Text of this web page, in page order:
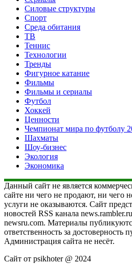
Силовые структуры
Спорт
Среда обитания
ТВ
Теннис
Технологии
Тренды
Фигурное катание
Фильмы
Фильмы и сериалы
Футбол
Хоккей
Ценности
Чемпионат мира по футболу
Шахматы
Шоу-бизнес
Экология
Экономика
Данный сайт не является
сайте ни чего не продают, ни чего
услуги не оказываются. Сайт
новостей RSS канала
newsru.com. Материалы
ответственность за достоверность
Администрация сайта не несёт.
Сайт от psikhoter @ 2024